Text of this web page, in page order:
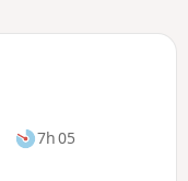
7h 05